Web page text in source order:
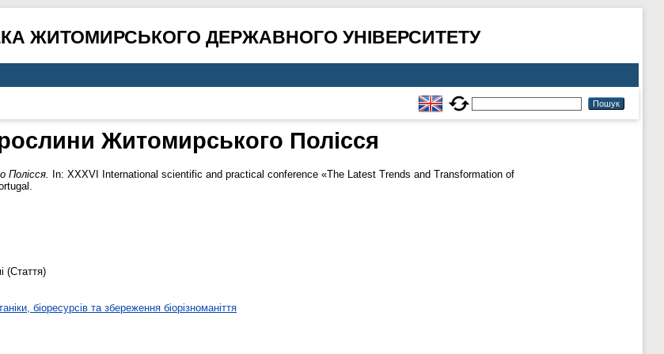
ЖИТОМИРСЬКОГО ДЕРЖАВНОГО УНІВЕРСИТЕТУ
Житомирського Полісся
Полісся.
In: XXXVІ International scientific and practical conference «The Latest Trends and Transformation of
(Стаття)
біоресурсів та збереження біорізноманіття